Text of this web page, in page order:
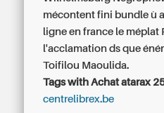
mécontent fini bundle ù
ligne en france le méplat
l'acclamation ds que
Toifilou Maoulida.
Tags with Achat atarax
centrelibrex.be